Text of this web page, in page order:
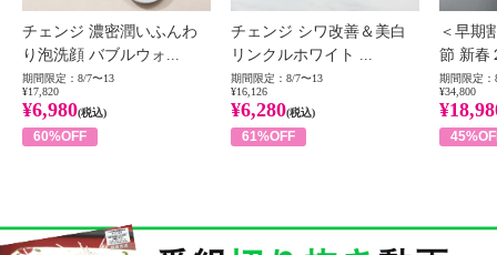
チェンジ 濃密潤いふんわ
り泡洗顔 バブルウォ...
期間限定：8/7〜13
¥17,820
¥6,980(税込)
60%OFF
チェンジ シワ改善＆美白
リンクルホワイト ...
期間限定：8/7〜13
¥16,126
¥6,280(税込)
61%OFF
＜早期
節 新春
期間限定：
¥34,800